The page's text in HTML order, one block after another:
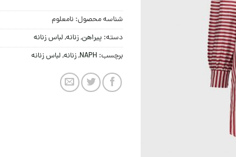
شناسه محصول: نامعلوم
دسته: پيراهن,زنانه,لباس زنانه
برچسب: NAPH
,زنانه,لباس زنانه